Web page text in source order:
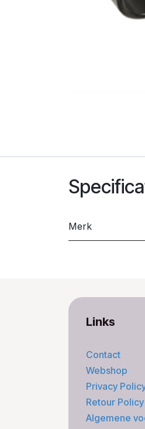
Merk
Links
Contact
Webshop
Privacy
Retour Policy
Algemene